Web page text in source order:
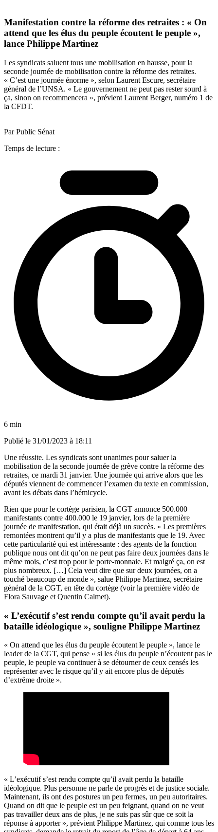
Manifestation contre la réforme des retraites : « On
attend que les élus du peuple écoutent le peuple »,
lance Philippe Martinez
Les syndicats saluent tous une mobilisation en hausse, pour la
seconde journée de mobilisation contre la réforme des retraites.
« C’est une journée énorme », selon Laurent Escure, secrétaire
général de l’UNSA. « Le gouvernement ne peut pas rester sourd à
ça, sinon on recommencera », prévient Laurent Berger, numéro 1 de
la CFDT.
Par Public Sénat
Temps de lecture :
6 min
Publié le 31/01/2023 à 18:11
Une réussite. Les syndicats sont unanimes pour saluer la
mobilisation de la seconde journée de grève contre la réforme des
retraites, ce mardi 31 janvier. Une journée qui arrive alors que les
députés viennent de commencer l’examen du texte en commission,
avant les débats dans l’hémicycle.
Rien que pour le cortège parisien, la CGT annonce 500.000
manifestants contre 400.000 le 19 janvier, lors de la première
journée de manifestation, qui était déjà un succès. « Les premières
remontées montrent qu’il y a plus de manifestants que le 19. Avec
cette particularité qui est intéressante : des agents de la fonction
publique nous ont dit qu’on ne peut pas faire deux journées dans le
même mois, c’est trop pour le porte-monnaie. Et malgré ça, on est
plus nombreux. […] Cela veut dire que sur deux journées, on a
touché beaucoup de monde », salue Philippe Martinez, secrétaire
général de la CGT, en tête du cortège (voir la première vidéo de
Flora Sauvage et Quentin Calmet).
« L’exécutif s’est rendu compte qu’il avait perdu la
bataille idéologique », souligne Philippe Martinez
« On attend que les élus du peuple écoutent le peuple », lance le
leader de la CGT, qui pense « si les élus du peuple n’écoutent pas le
peuple, le peuple va continuer à se détourner de ceux censés les
représenter avec le risque qu’il y ait encore plus de députés
d’extrême droite ».
« L’exécutif s’est rendu compte qu’il avait perdu la bataille
idéologique. Plus personne ne parle de progrès et de justice sociale.
Maintenant, ils ont des postures un peu fermes, un peu autoritaires.
Quand on dit que le peuple est un peu feignant, quand on ne veut
pas travailler deux ans de plus, je ne suis pas sûr que ce soit la
réponse à apporter », prévient Philippe Martinez, qui comme tous les